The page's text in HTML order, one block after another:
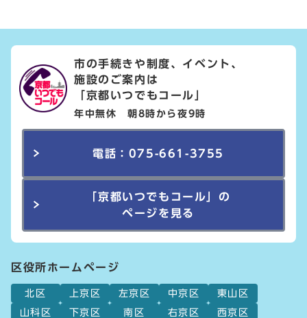
市の手続きや制度、イベント、
施設のご案内は
「京都いつでもコール」
年中無休 朝8時から夜9時
電話：075-661-3755
「京都いつでもコール」の
ページを見る
区役所ホームページ
北区 上京区 左京区 中京区
東山区
山科区
下京区 南区 右京区
西京区